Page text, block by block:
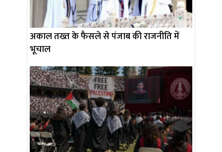
अकाल तख्त के फैसले से पंजाब की राजनीति में
भूचाल